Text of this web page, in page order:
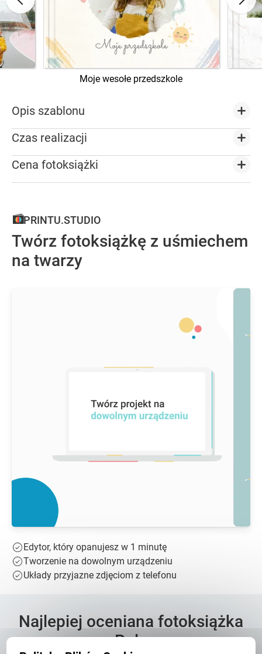
Moje wesołe przedszkole
Opis szablonu
Czas realizacji
Cena fotoksiążki
PRINTU.STUDIO
Twórz fotoksiążkę z uśmiechem
na twarzy
Edytor, który opanujesz w 1 minutę
Tworzenie na dowolnym urządzeniu
Układy przyjazne zdjęciom z telefonu
Najlepiej oceniana fotoksiążka
w Polsce